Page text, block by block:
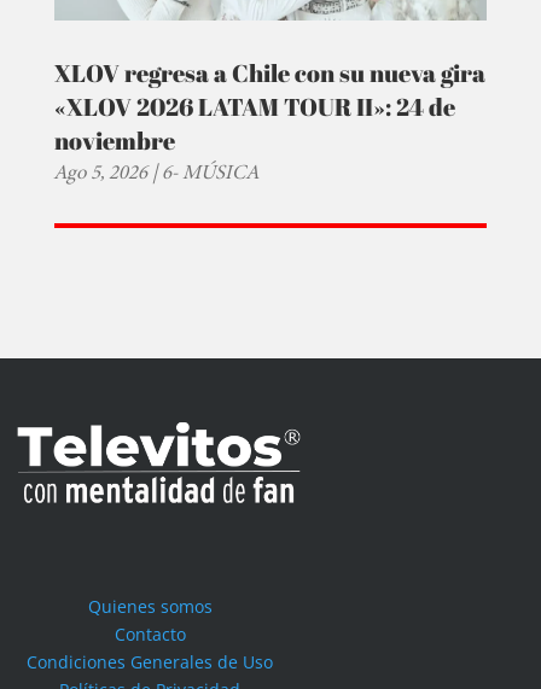
XLOV regresa a Chile con su nueva gira
«XLOV 2026 LATAM TOUR II»: 24 de
noviembre
Ago 5, 2026|6- MÚSICA
Quienes somos
Contacto
Condiciones Generales de Uso